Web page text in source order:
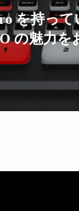
を持って
の魅力